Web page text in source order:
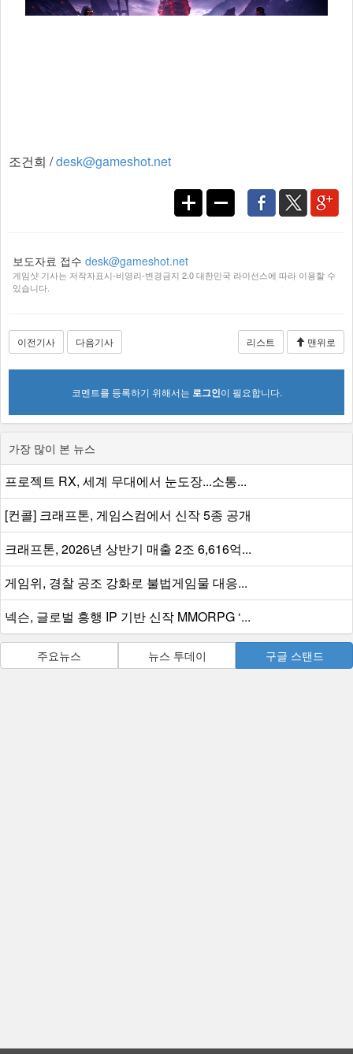
조건희 /desk@gameshot.net
보도자료 접수 desk@gameshot.net
게임샷 기사는 저작자표시-비영리-변경금지 2.0 대한민국 라이선스에 따라 이용할 수
있습니다.
이전기사 다음기사 리스트 맨위로
코멘트를 등록하기 위해서는 로그인이 필요합니다.
가장 많이 본 뉴스
프로젝트 RX, 세계 무대에서 눈도장...소통...
[컨콜] 크래프톤, 게임스컴에서 신작 5종 공개
크래프톤, 2026년 상반기 매출 2조 6,616억...
게임위, 경찰 공조 강화로 불법게임물 대응...
넥슨, 글로벌 흥행 IP 기반 신작 MMORPG ‘...
주요뉴스 뉴스 투데이 구글 스탠드